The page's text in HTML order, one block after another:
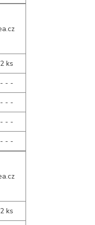
2 ks
- - -
- - -
- - -
- - -
2 ks